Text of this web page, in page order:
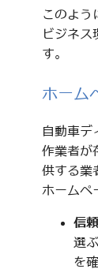
このよう
ビジネス
す。
ホーム
自動車デ
作業者が
供する業
ホームペ
信
選
を